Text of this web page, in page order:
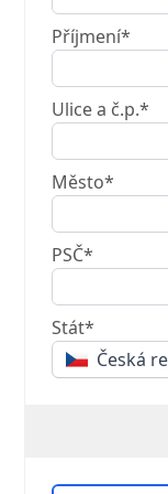
Příjmení*
Ulice a č.p.*
Město*
PSČ*
Stát*
Česká